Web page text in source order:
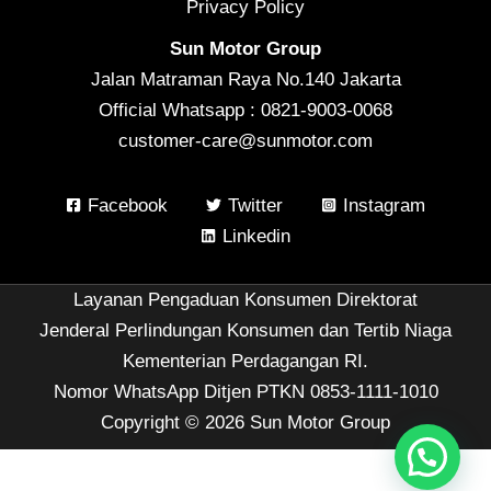
Privacy Policy
Sun Motor Group
Jalan Matraman Raya No.140 Jakarta
Official Whatsapp : 0821-9003-0068
customer-care@sunmotor.com
Facebook Twitter
Instagram
Linkedin
Layanan Pengaduan Konsumen Direktorat
Jenderal Perlindungan Konsumen dan Tertib Niaga
Kementerian Perdagangan RI.
Nomor WhatsApp Ditjen PTKN 0853-1111-1010
Copyright © 2026 Sun Motor Group